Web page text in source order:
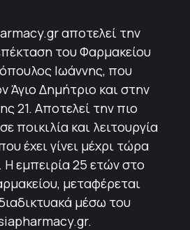
αποτελεί την
του Φαρμακείου
Ιωάννης, που
Άγιο Δημήτριο και στην
21. Αποτελεί την πιο
ποικιλία και λειτουργία
έχει γίνει μέχρι τώρα
εμπειρία 25 ετών στο
μεταφέρεται
μέσω του